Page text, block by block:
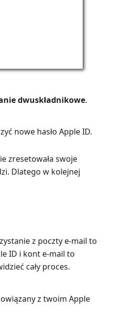
dwuskładnikowe.
nowe hasło Apple ID.
zresetowała swoje
Dlatego w kolejnej
z poczty e-mail to
ID i kont e-mail to
cały proces.
z twoim Apple